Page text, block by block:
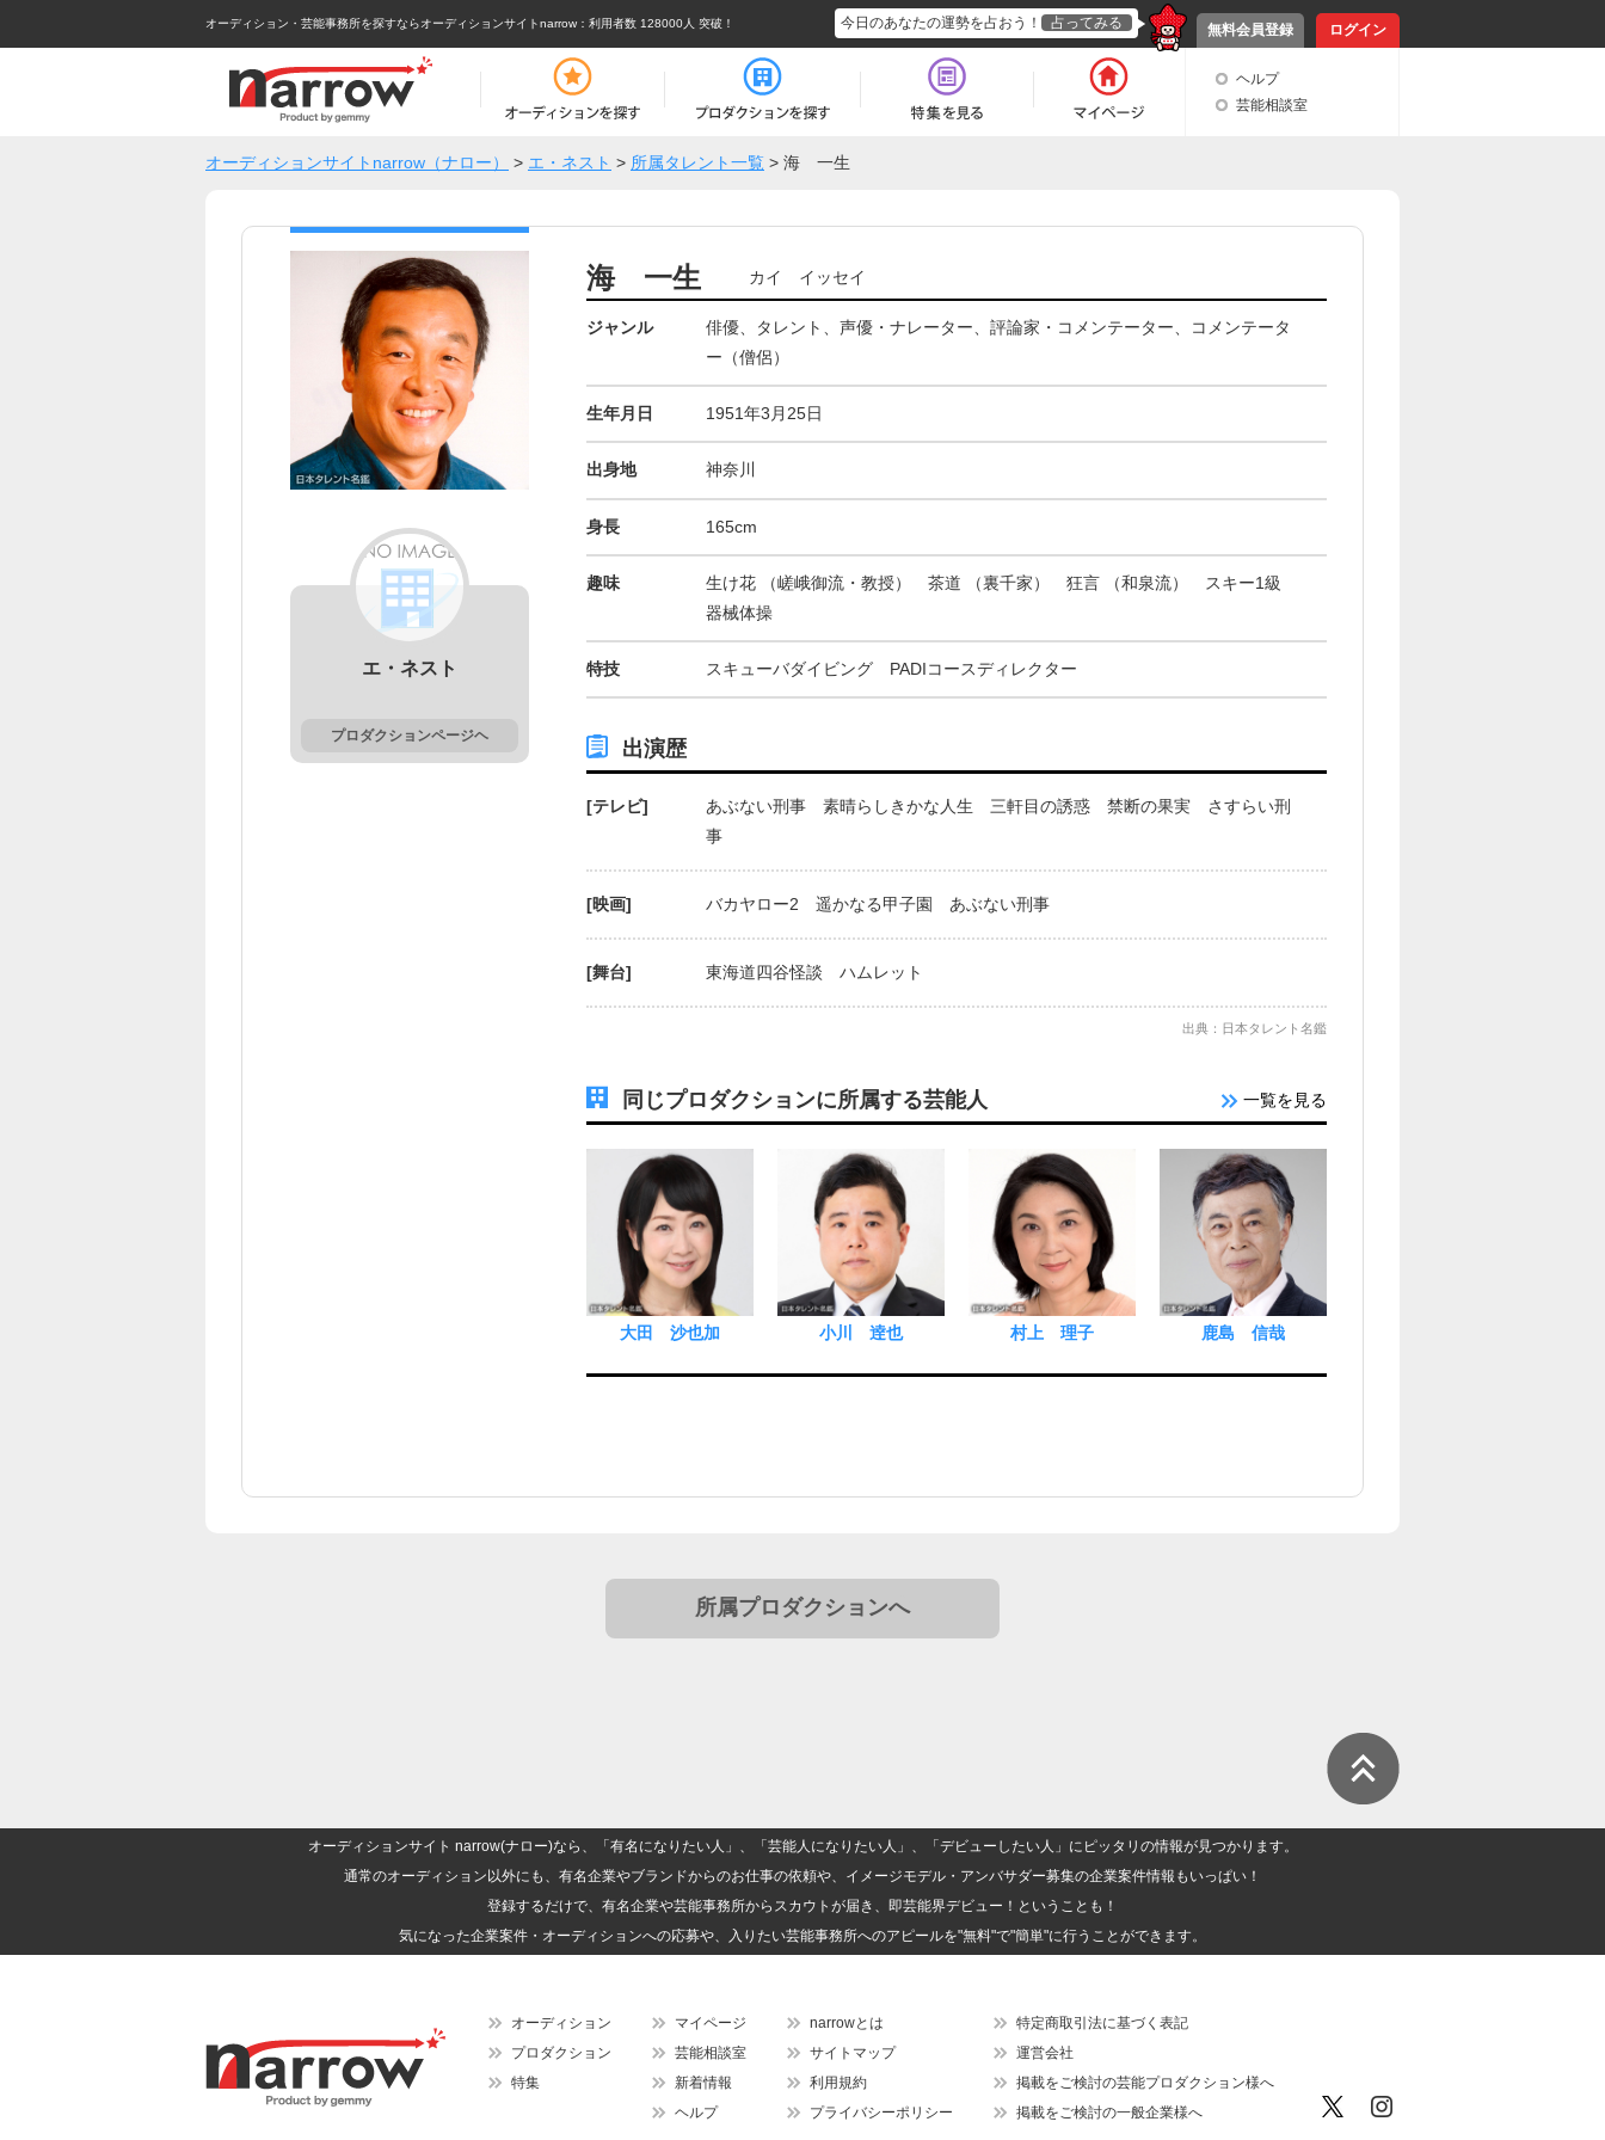
オーディション・芸能事務所を探すならオーディションサイトnarrow ：利用者数 128000人 突破！ 無料会員登録 ログイン
今日のあなたの運勢を占おう！ 占ってみる
ヘルプ
芸能相談室
オーディションサイトnarrow（ナロー） > エ・ネスト > 所属タレント一覧 > 海 一生
エ・ネスト
プロダクションページヘ
海 一生 カイ イッセイ
ジャンル
俳優、タレント、声優・ナレーター、評論家・コメンテーター、コメンテータ
ー（僧侶）
生年月日 1951年3月25日
出身地 神奈川
身長 165cm
趣味
生け花 （嵯峨御流・教授） 茶道 （裏千家） 狂言 （和泉流） スキー1級
器械体操
特技 スキューバダイビング PADIコースディレクター
出演歴
[テレビ]
あぶない刑事 素晴らしきかな人生 三軒目の誘惑 禁断の果実 さすらい刑
事
[映画] バカヤロー2 遥かなる甲子園 あぶない刑事
[舞台] 東海道四谷怪談 ハムレット
出典：日本タレント名鑑
同じプロダクションに所属する芸能人 一覧を見る
大田 沙也加 小川 逹也 村上 理子 鹿島 信哉
所属プロダクションへ
オーディションサイト narrow(ナロー)なら、「有名になりたい人」、「芸能人になりたい人」、「デビューしたい人」にピッタリの情報が見つかります。
通常のオーディション以外にも、有名企業やブランドからのお仕事の依頼や、イメージモデル・アンバサダー募集の企業案件情報もいっぱい！
登録するだけで、有名企業や芸能事務所からスカウトが届き、即芸能界デビュー！ということも！
気になった企業案件・オーディションへの応募や、入りたい芸能事務所へのアピールを"無料"で"簡単"に行うことができます。
オーディション
プロダクション
特集
マイページ
芸能相談室
新着情報
ヘルプ
narrowとは
サイトマップ
利用規約
プライバシーポリシー
特定商取引法に基づく表記
運営会社
掲載をご検討の芸能プロダクション様へ
掲載をご検討の一般企業様へ